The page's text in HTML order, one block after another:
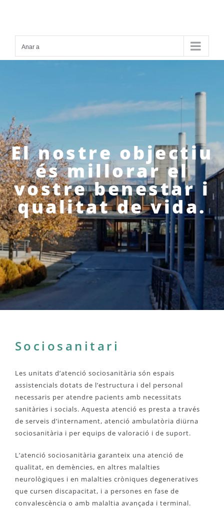
Anar a
El nostre objectiu
és millorar el
vostre benestar i
qualitat de vida.
Sociosanitari
Les unitats d’atenció sociosanitària són espais
assistencials dotats de l’estructura i del personal
necessaris per atendre pacients amb necessitats
sanitàries i socials. Aquesta atenció es presta a través
de serveis d’internament, atenció ambulatòria diürna
sociosanitària i per equips de valoració i de suport.
L’atenció sociosanitària garanteix una atenció de
qualitat, en demències, en altres malalties
neurològiques i en malalties cròniques degeneratives
que cursen discapacitat, i a persones en fase de
convalescència o amb malaltia avançada i terminal.